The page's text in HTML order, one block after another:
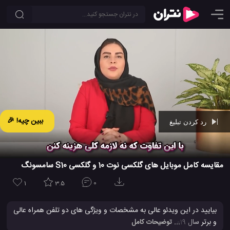
ببین چیه! 🎉
Ad -01:28
مقایسه کامل موبایل های گلکسی نوت 10 و گلکسی S10 سامسونگ
1 3.5 0
بیایید در این ویدئو عالی به مشخصات و ویژگی های دو تلفن همراه عالی
... توضیحات کامل